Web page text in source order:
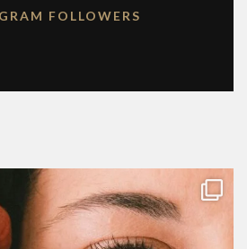
FOLLOWERS